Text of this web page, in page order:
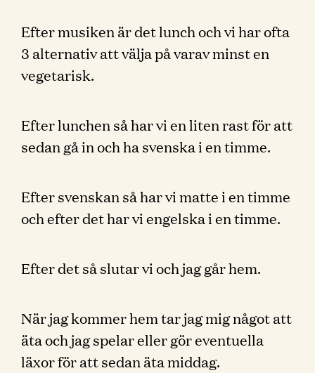
Efter musiken är det lunch och vi har ofta
3 alternativ att välja på varav minst en
vegetarisk.
Efter lunchen så har vi en liten rast för att
sedan gå in och ha svenska i en timme.
Efter svenskan så har vi matte i en timme
och efter det har vi engelska i en timme.
Efter det så slutar vi och jag går hem.
När jag kommer hem tar jag mig något att
äta och jag spelar eller gör eventuella
läxor för att sedan äta middag.